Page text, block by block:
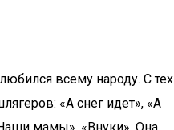
всему народу. С тех
«А снег идет», «А